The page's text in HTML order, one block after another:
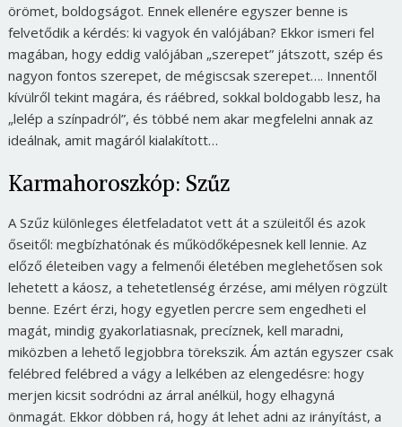
örömet, boldogságot. Ennek ellenére egyszer benne is
felvetődik a kérdés: ki vagyok én valójában? Ekkor ismeri fel
magában, hogy eddig valójában „szerepet”játszott, szép és
nagyon fontos szerepet, de mégiscsak szerepet…. Innentől
kívülről tekint magára, és ráébred, sokkal boldogabb lesz, ha
„lelép a színpadról”, és többé nem akar megfelelni annak az
ideálnak, amit magáról kialakított…
Karmahoroszkóp: Szűz
A Szűz különleges életfeladatot vett át a szüleitől és azok
őseitől: megbízhatónak és működőképesnek kell lennie. Az
előző életeiben vagy a felmenői életében meglehetősen sok
lehetett a káosz, a tehetetlenség érzése, ami mélyen rögzült
benne. Ezért érzi, hogy egyetlen percre sem engedheti el
magát, mindig gyakorlatiasnak, precíznek, kell maradni,
miközben a lehető legjobbra törekszik. Ám aztán egyszer csak
felébred felébred a vágy a lelkében az elengedésre: hogy
merjen kicsit sodródni az árral anélkül, hogy elhagyná
önmagát. Ekkor döbben rá, hogy át lehet adni az irányítást, a